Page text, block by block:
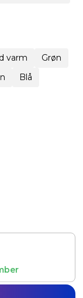
varm
Grøn
Blå